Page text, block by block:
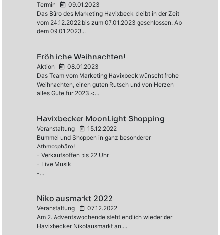
Termin
09.01.2023
Das Büro des Marketing Havixbeck bleibt in der Zeit
vom 24.12.2022 bis zum 07.01.2023 geschlossen. Ab
dem 09.01.2023...
Fröhliche Weihnachten!
Aktion
08.01.2023
Das Team vom Marketing Havixbeck wünscht frohe
Weihnachten, einen guten Rutsch und von Herzen
alles Gute für 2023.<...
Havixbecker MoonLight Shopping
Veranstaltung
15.12.2022
Bummel und Shoppen in ganz besonderer
Athmosphäre!
- Verkaufsoffen bis 22 Uhr
- Live Musik
-...
Nikolausmarkt 2022
Veranstaltung
07.12.2022
Am 2. Adventswochende steht endlich wieder der
Havixbecker Nikolausmarkt an....